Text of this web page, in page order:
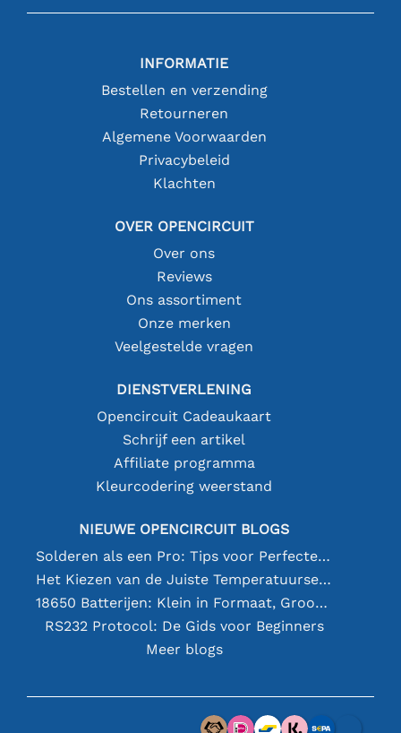
INFORMATIE
Bestellen en verzending
Retourneren
Algemene Voorwaarden
Privacybeleid
Klachten
OVER OPENCIRCUIT
Over ons
Reviews
Ons assortiment
Onze merken
Veelgestelde vragen
DIENSTVERLENING
Opencircuit Cadeaukaart
Schrijf een artikel
Affiliate programma
Kleurcodering weerstand
NIEUWE OPENCIRCUIT BLOGS
Solderen als een Pro: Tips voor Perfecte Elektronische Verbindingen
Het Kiezen van de Juiste Temperatuursensor [youtube]
18650 Batterijen: Klein in Formaat, Groot in Prestatie
RS232 Protocol: De Gids voor Beginners
Meer blogs